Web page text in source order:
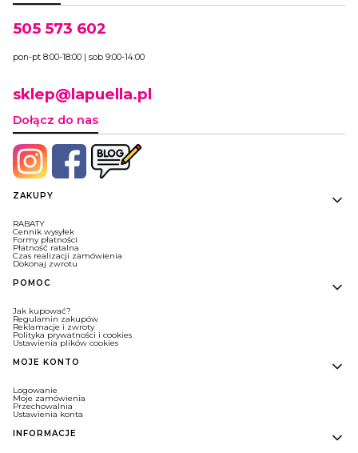
505 573 602
pon-pt 8:00-18:00 | sob 9:00-14:00
sklep@lapuella.pl
Dołącz do nas
Linki w stopce
ZAKUPY
RABATY
Cennik wysyłek
Formy płatności
Płatność ratalna
Czas realizacji zamówienia
Dokonaj zwrotu
POMOC
Jak kupować?
Regulamin zakupów
Reklamacje i zwroty
Polityka prywatności i cookies
Ustawienia plików cookies
MOJE KONTO
Logowanie
Moje zamówienia
Przechowalnia
Ustawienia konta
INFORMACJE